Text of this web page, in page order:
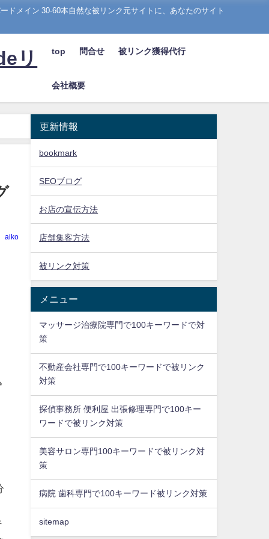
ドメイン 30-60本自然な被リンク元サイトに、あなたのサイト
リ top 問合せ 被リンク獲得代行
会社概要
aiko
更新情報
bookmark
SEOブログ
お店の宣伝方法
店舗集客方法
被リンク対策
メニュー
マッサージ治療院専門で100キーワードで対
策
不動産会社専門で100キーワードで被リンク
対策
探偵事務所 便利屋 出張修理専門で100キー
ワードで被リンク対策
美容サロン専門100キーワードで被リンク対
策
病院 歯科専門で100キーワード被リンク対策
sitemap